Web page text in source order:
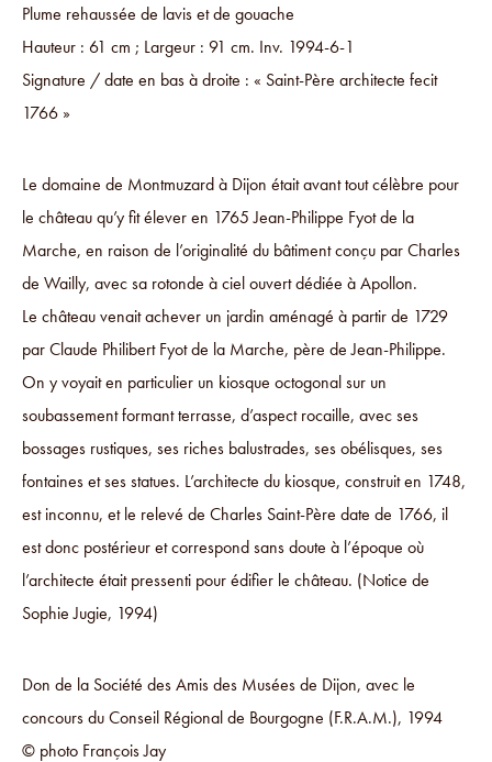
Plume rehaussée de lavis et de gouache
Hauteur : 61 cm ; Largeur : 91 cm. Inv. 1994-6-1
Signature / date en bas à droite : « Saint-Père architecte fecit
1766 »
Le domaine de Montmuzard à Dijon était avant tout célèbre pour
le château qu’y fit élever en 1765 Jean-Philippe Fyot de la
Marche, en raison de l’originalité du bâtiment conçu par Charles
de Wailly, avec sa rotonde à ciel ouvert dédiée à Apollon.
Le château venait achever un jardin aménagé à partir de 1729
par Claude Philibert Fyot de la Marche, père de Jean-Philippe.
On y voyait en particulier un kiosque octogonal sur un
soubassement formant terrasse, d’aspect rocaille, avec ses
bossages rustiques, ses riches balustrades, ses obélisques, ses
fontaines et ses statues. L’architecte du kiosque, construit en 1748,
est inconnu, et le relevé de Charles Saint-Père date de 1766, il
est donc postérieur et correspond sans doute à l’époque où
l’architecte était pressenti pour édifier le château. (Notice de
Sophie Jugie, 1994)
Don de la Société des Amis des Musées de Dijon, avec le
concours du Conseil Régional de Bourgogne (F.R.A.M.), 1994
© photo François Jay